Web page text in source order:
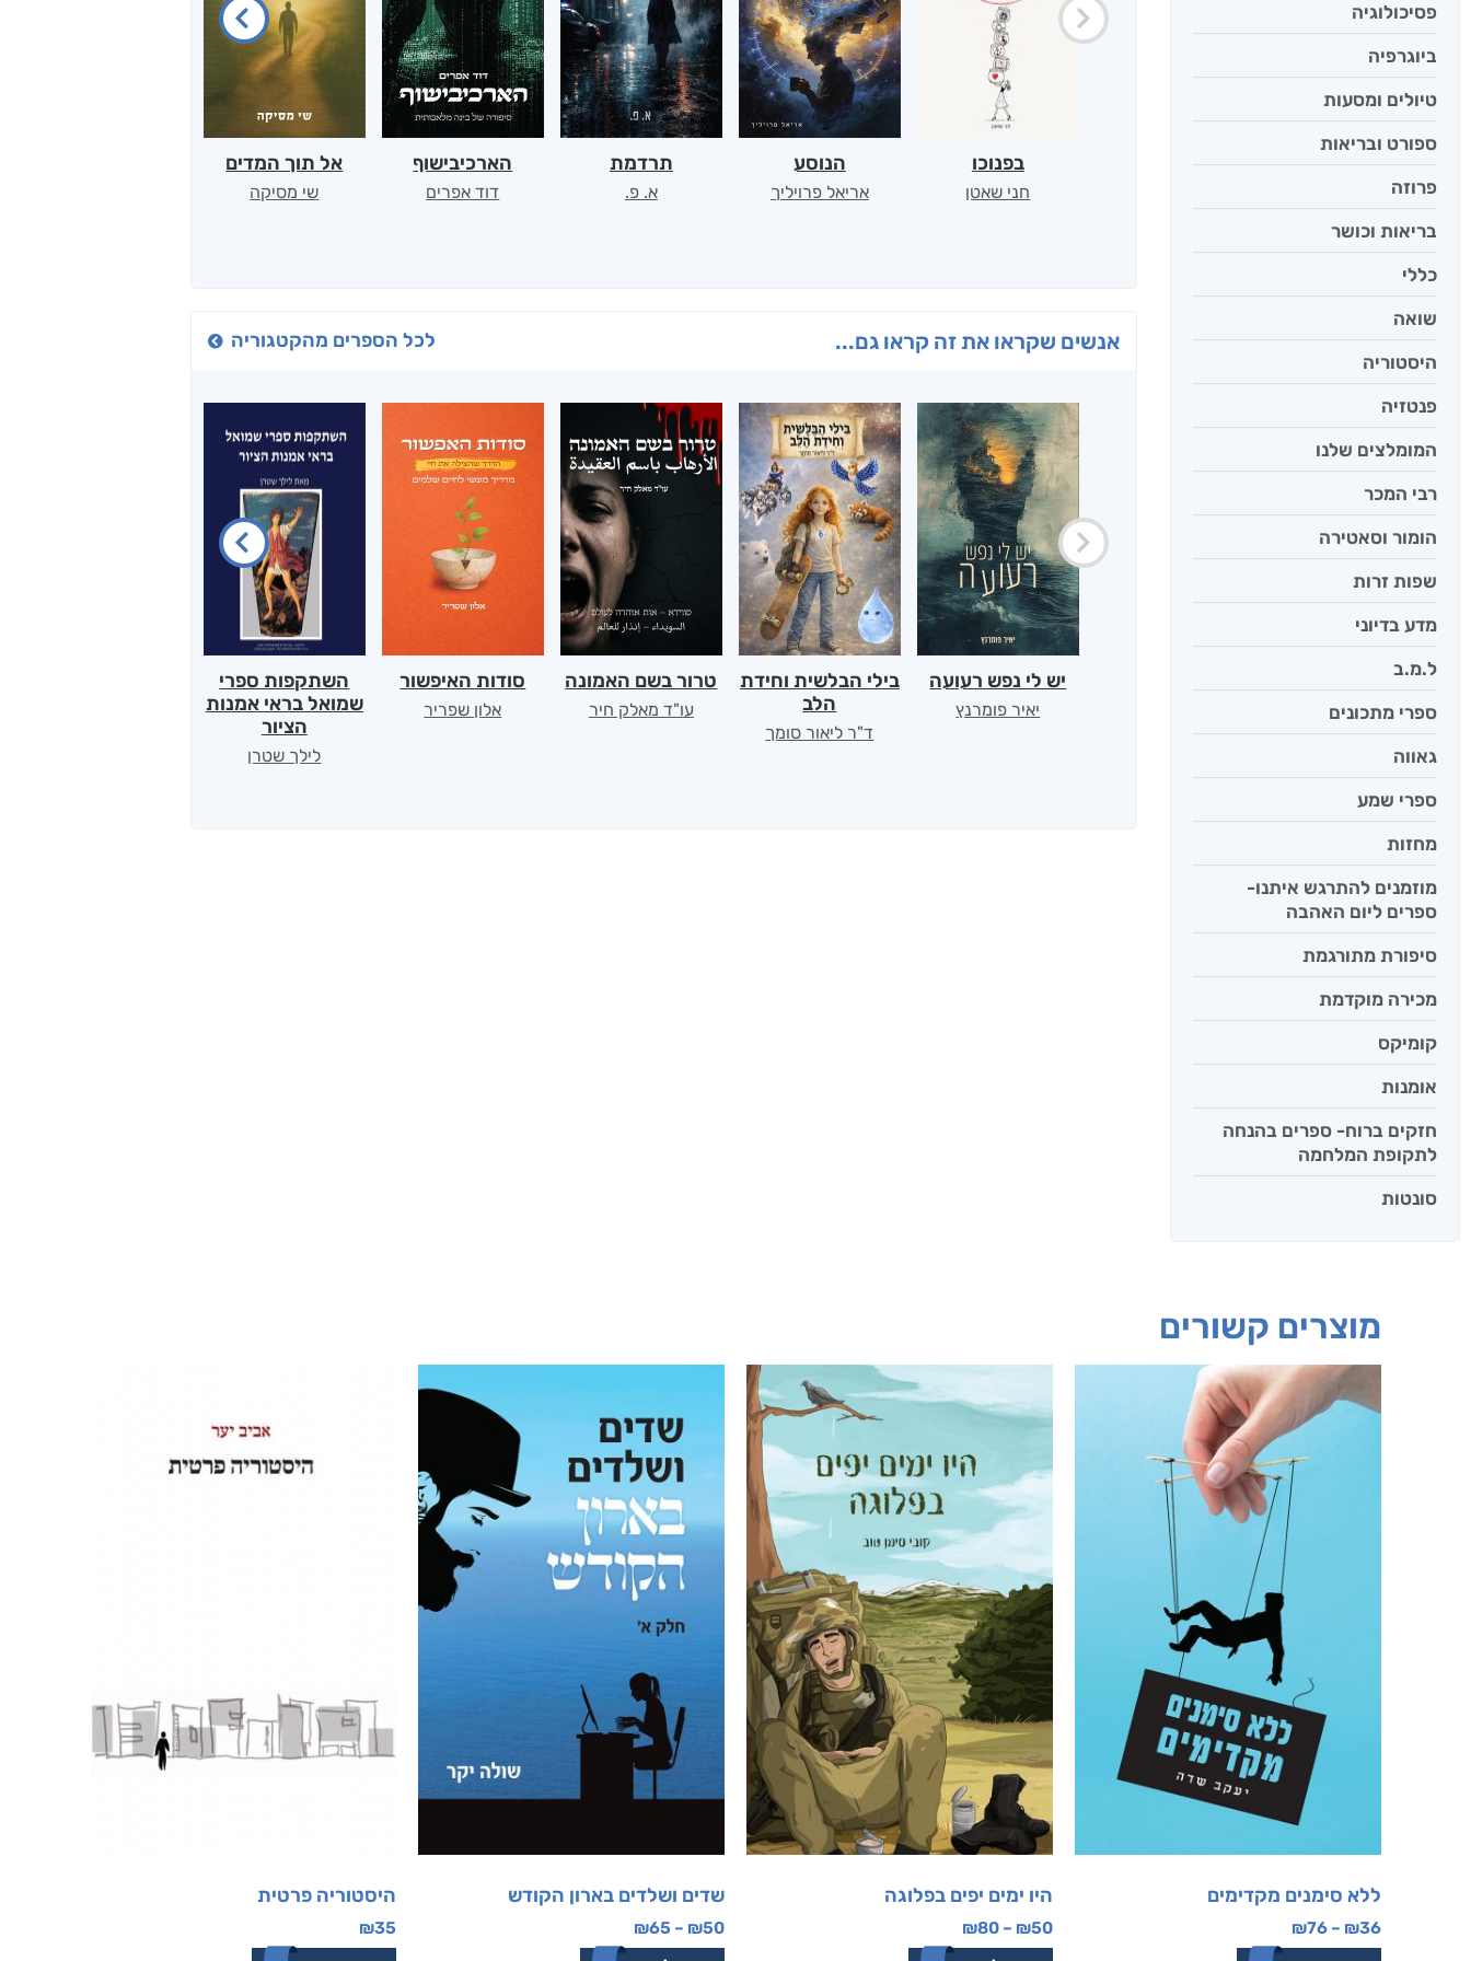
פסיכולוגיה
ביוגרפיה
טיולים ומסעות
ספורט ובריאות
פרוזה
בריאות וכושר
כללי
שואה
היסטוריה
פנטזיה
המומלצים שלנו
רבי המכר
הומור וסאטירה
שפות זרות
מדע בדיוני
ל.מ.ב
ספרי מתכונים
גאווה
ספרי שמע
מחזות
מוזמנים להתרגש איתנו-
ספרים ליום האהבה
סיפורת מתורגמת
מכירה מוקדמת
קומיקס
אומנות
חזקים ברוח- ספרים בהנחה
לתקופת המלחמה
סונטות
בפנוכו
חני שאטן
הנוסע
אריאל פרויליך
תרדמת
א. פ.
הארכיבישוף
דוד אפרים
אל תוך המדים
שי מסיקה
אנשים שקראו את זה קראו גם... לכל הספרים מהקטגוריה
יש לי נפש רעועה
יאיר פומרנץ
בילי הבלשית וחידת
הלב
ד"ר ליאור סומך
טרור בשם האמונה
עו"ד מאלק חיר
סודות האיפשור
אלון שפריר
השתקפות ספרי
שמואל בראי אמנות
הציור
לילך שטרן
מוצרים קשורים
ללא סימנים מקדימים
₪36
–
₪76
היו ימים יפים בפלוגה
₪50
–
₪80
שדים ושלדים בארון הקודש
₪50
–
₪65
היסטוריה פרטית
₪35